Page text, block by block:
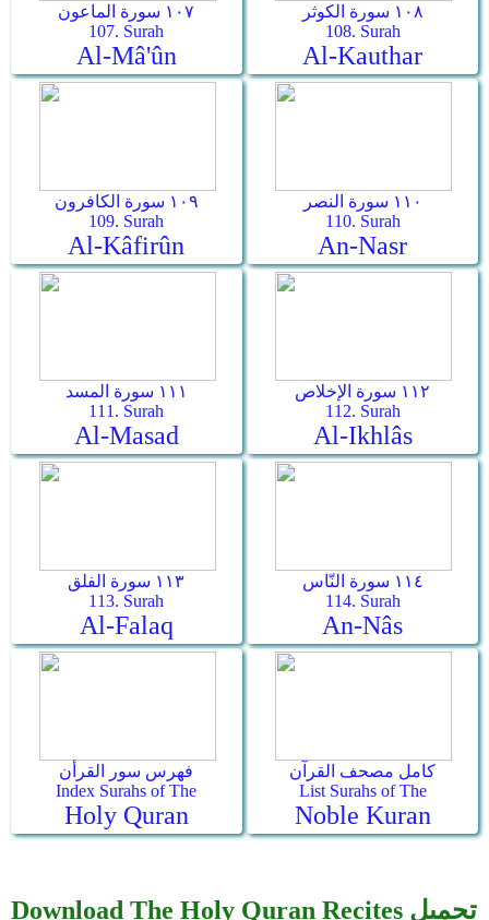
١٠٧ سورة الماعون
107. Surah
Al-Mâ'ûn
١٠٨ سورة الكوثر
108. Surah
Al-Kauthar
١٠٩ سورة الكافرون
109. Surah
Al-Kâfirûn
١١٠ سورة النصر
110. Surah
An-Nasr
١١١ سورة المسد
111. Surah
Al-Masad
١١٢ سورة الإخلاص
112. Surah
Al-Ikhlâs
١١٣ سورة الفلق
113. Surah
Al-Falaq
١١٤ سورة النّاس
114. Surah
An-Nâs
فهرس سور القرأن
Index Surahs of The
Holy Quran
كامل مصحف القرآن
List Surahs of The
Noble Kuran
Download The Holy Quran Recites تحميل